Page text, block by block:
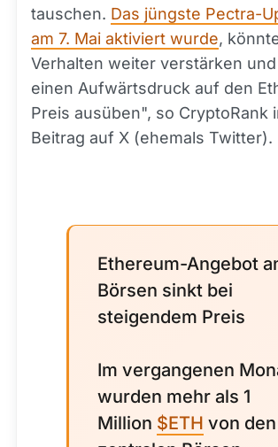
tauschen. Das jüngste Pectra-
am 7. Mai aktiviert wurde,
Verhalten weiter verstärken
einen Aufwärtsdruck auf den
Preis ausüben", so CryptoRank
Beitrag auf X (ehemals Twitter).
Ethereum-Angebot
Börsen sinkt bei
steigendem Preis
Im vergangenen
wurden mehr als 1
Million $ETH von den